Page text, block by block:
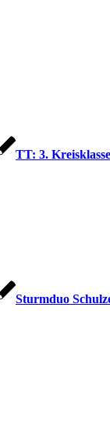
TT: 3.
Sturmduo